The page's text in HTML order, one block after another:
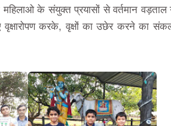
के संयुक्त प्रयासों से वर्तमान वड़ताल
करके, वृक्षों का उछेर करने का